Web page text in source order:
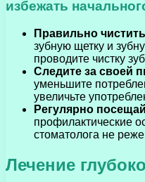
избежать
Правильно
зубную щетку и
проводите чистку
Следите за своей
уменьшите
увеличьте
Регулярно
профилактические
стоматолога не
Лечение